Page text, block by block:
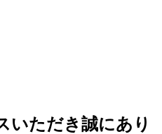
いただき誠にあり